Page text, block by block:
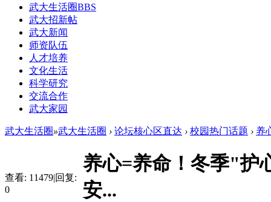
武大生活圈BBS
武大招新帖
武大新闻
师资队伍
人才培养
文化生活
科学研究
交流合作
武大家园
武大生活圈»武大生活圈 › 论坛核心区直达 › 校园热门话题 › 养
查看: 11479|回复:
0
养心=养命！冬季"护
安...